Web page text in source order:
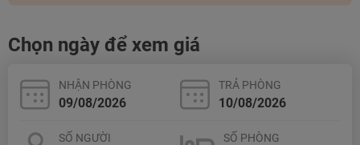
Chọn ngày để xem giá
NHẬN PHÒNG TRẢ PHÒNG
SỐ NGƯỜI SỐ PHÒNG